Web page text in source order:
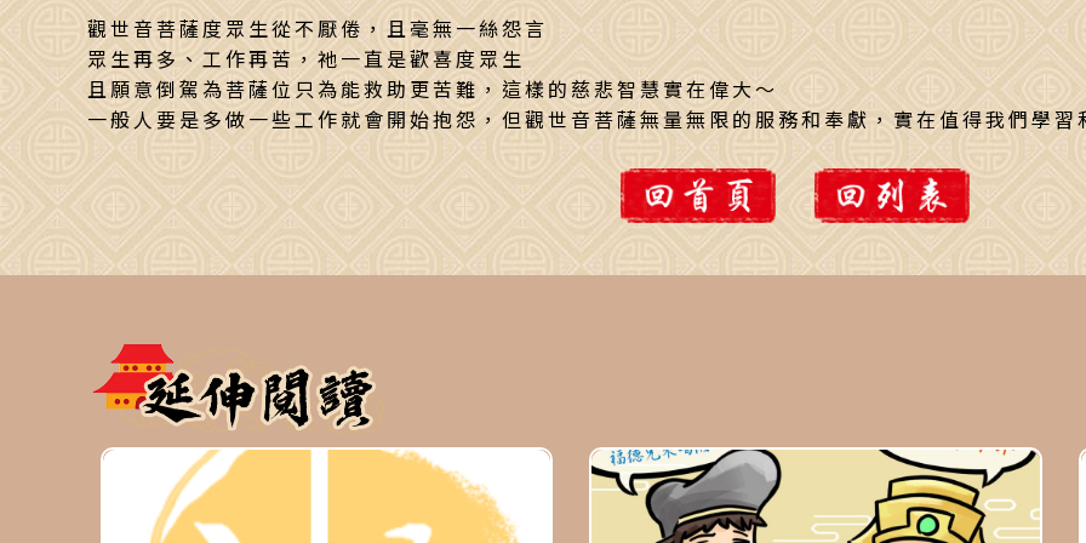
觀世音菩薩度眾生從不厭倦，且毫無一絲怨言
眾生再多、工作再苦，祂一直是歡喜度眾生
且願意倒駕為菩薩位只為能救助更苦難，這樣的慈悲智慧實在偉大～
一般人要是多做一些工作就會開始抱怨，但觀世音菩薩無量無限的服務和奉獻，實在值得我們學習